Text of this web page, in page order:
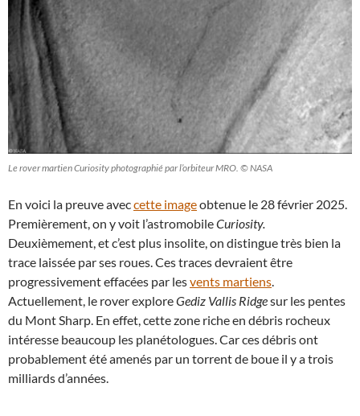
Le rover martien Curiosity photographié par l’orbiteur MRO. © NASA
En voici la preuve aveccette imageobtenue le 28 février 2025.
Premièrement, on y voit l’astromobileCuriosity.
Deuxièmement, et c’est plus insolite, on distingue très bien la
trace laissée par ses roues. Ces traces devraient être
progressivement effacées par lesvents martiens
Actuellement, le rover exploreGediz Vallis Ridgesur les pentes
du Mont Sharp. En effet, cette zone riche en débris rocheux
intéresse beaucoup les planétologues. Car ces débris ont
probablement été amenés par un torrent de boue il y a trois
milliards d’années.